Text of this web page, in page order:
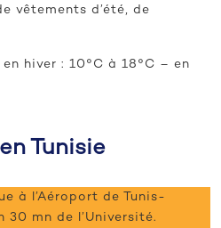
vêtements d’été, de
en hiver : 10°C à 18°C – en
Tunisie
à l’Aéroport de Tunis-
mn de l’Université.